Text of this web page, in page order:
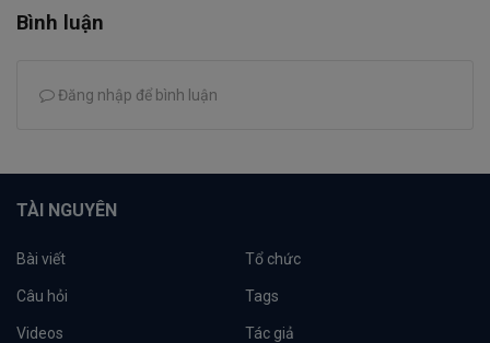
Bình luận
Đăng nhập để bình luận
TÀI NGUYÊN
Bài viết Tổ chức
Câu hỏi Tags
Videos Tác giả